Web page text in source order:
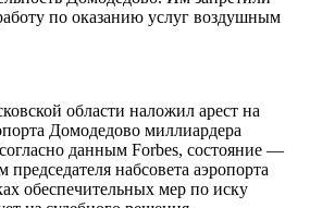
по оказанию услуг воздушным
области наложил арест на
Домодедово миллиардера
данным Forbes, состояние —
набсовета аэропорта
обеспечительных мер по иску